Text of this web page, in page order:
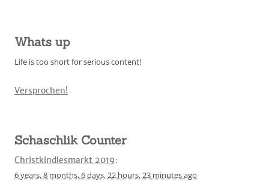
Whats up
Life is too short for serious content!
Versprochen!
Schaschlik Counter
Christkindlesmarkt 2019:
6 years,8 months,6 days, 22 hours, 23 minutesago